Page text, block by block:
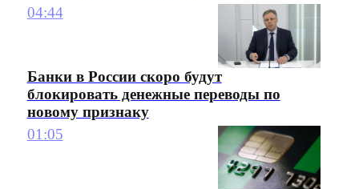
04:44
Банки в России скоро будут
блокировать денежные переводы по
новому признаку
01:05